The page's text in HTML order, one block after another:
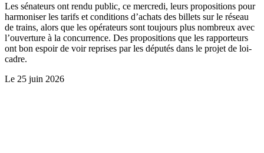
Les sénateurs ont rendu public, ce mercredi, leurs propositions pour
harmoniser les tarifs et conditions d’achats des billets sur le réseau
de trains, alors que les opérateurs sont toujours plus nombreux avec
l’ouverture à la concurrence. Des propositions que les rapporteurs
ont bon espoir de voir reprises par les députés dans le projet de loi-
cadre.
Le 25 juin 2026